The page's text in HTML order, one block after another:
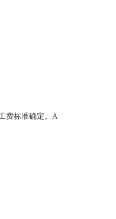
费标准确定。 A